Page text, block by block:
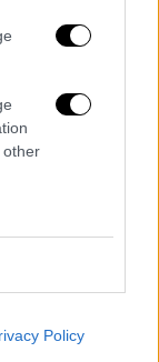
other
Policy
τους πολύ
μας»,